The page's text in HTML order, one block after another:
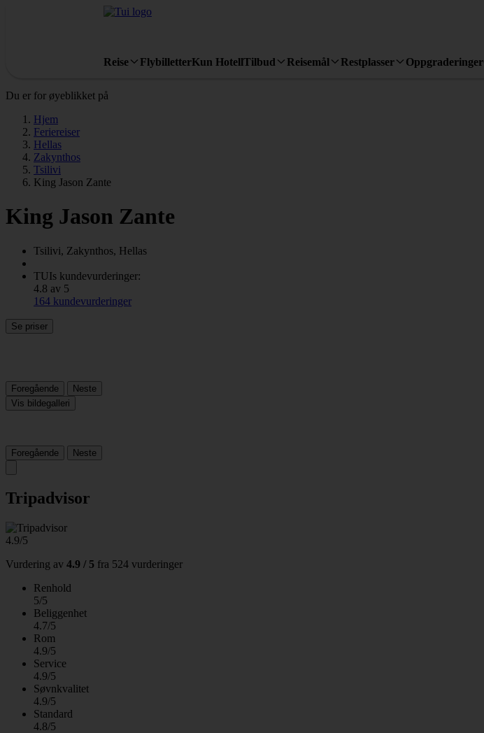
Reise FlybilletterKun HotellTilbud Reisemål Restplasser Oppgraderinger
Du er for øyeblikket på
Hjem
Feriereiser
Hellas
Zakynthos
Tsilivi
King Jason Zante
King Jason Zante
Tsilivi, Zakynthos, Hellas
TUIs kundevurderinger:
4.8 av 5
164 kundevurderinger
Se priser
Foregående
Neste
Vis bildegalleri
Foregående Neste
Tripadvisor
4.9/5
Vurdering av 4.9 / 5 fra 524 vurderinger
Renhold
5/5
Beliggenhet
4.7/5
Rom
4.9/5
Service
4.9/5
Søvnkvalitet
4.9/5
Standard
4.8/5